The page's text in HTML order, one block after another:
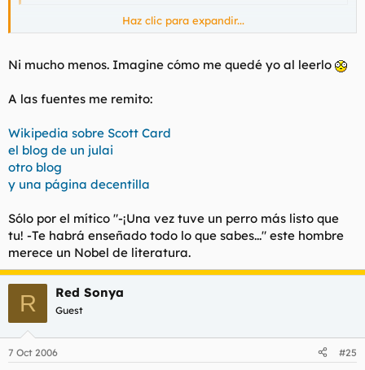
Esta revelación me ha dejado putísimamente estupefacto. ¿Es
Haz clic para expandir...
Ni mucho menos. Imagine cómo me quedé yo al leerlo
A las fuentes me remito:
Wikipedia sobre Scott Card
el blog de un julai
otro blog
y una página decentilla
Sólo por el mítico "-¡Una vez tuve un perro más listo que
tu! -Te habrá enseñado todo lo que sabes..." este hombre
merece un Nobel de literatura.
R Red Sonya
Guest
7 Oct 2006 #25